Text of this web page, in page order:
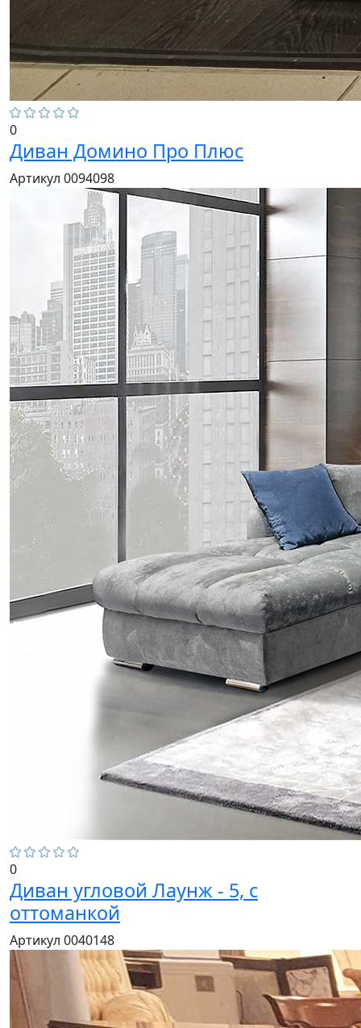
0
Диван Домино Про Плюс
Артикул 0094098
0
Диван угловой Лаунж - 5, с
оттоманкой
Артикул 0040148